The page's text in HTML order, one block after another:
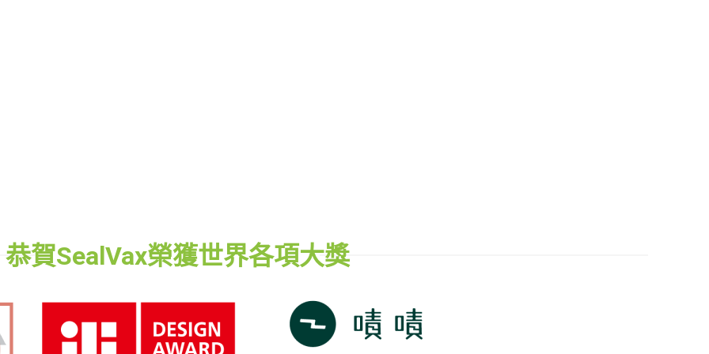
恭賀SealVax榮獲世界各項大獎